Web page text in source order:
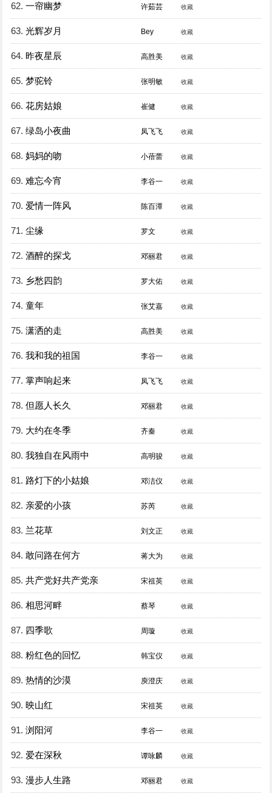
62. 一帘幽梦 许茹芸 收藏
63. 光辉岁月 Bey 收藏
64. 昨夜星辰 高胜美 收藏
65. 梦驼铃 张明敏 收藏
66. 花房姑娘 崔健 收藏
67. 绿岛小夜曲 凤飞飞 收藏
68. 妈妈的吻 小蓓蕾 收藏
69. 难忘今宵 李谷一 收藏
70. 爱情一阵风 陈百潭 收藏
71. 尘缘 罗文 收藏
72. 酒醉的探戈 邓丽君 收藏
73. 乡愁四韵 罗大佑 收藏
74. 童年 张艾嘉 收藏
75. 潇洒的走 高胜美 收藏
76. 我和我的祖国 李谷一 收藏
77. 掌声响起来 凤飞飞 收藏
78. 但愿人长久 邓丽君 收藏
79. 大约在冬季 齐秦 收藏
80. 我独自在风雨中 高明骏 收藏
81. 路灯下的小姑娘 邓洁仪 收藏
82. 亲爱的小孩 苏芮 收藏
83. 兰花草 刘文正 收藏
84. 敢问路在何方 蒋大为 收藏
85. 共产党好共产党亲 宋祖英 收藏
86. 相思河畔 蔡琴 收藏
87. 四季歌 周璇 收藏
88. 粉红色的回忆 韩宝仪 收藏
89. 热情的沙漠 庾澄庆 收藏
90. 映山红 宋祖英 收藏
91. 浏阳河 李谷一 收藏
92. 爱在深秋 谭咏麟 收藏
93. 漫步人生路 邓丽君 收藏